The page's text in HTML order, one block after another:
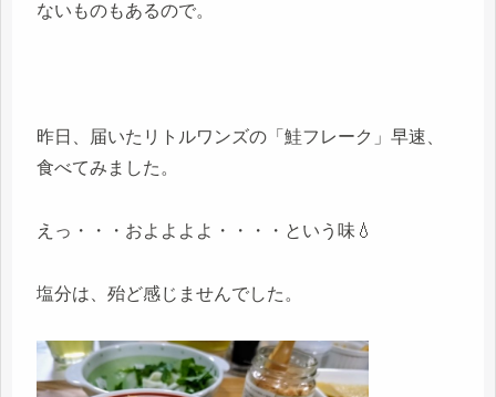
ないものもあるので。
昨日、届いたリトルワンズの「鮭フレーク」早速、
食べてみました。
えっ・・・およよよよ・・・・という味💧
塩分は、殆ど感じませんでした。